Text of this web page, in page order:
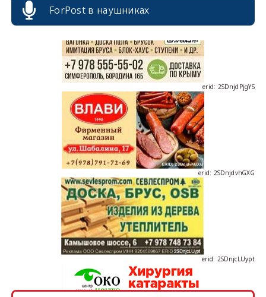
ForPost в наушниках
erid: 2SDnjdPjgYS
erid: 2SDnjdvhGXG